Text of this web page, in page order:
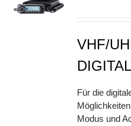
VHF/
Für die
Modus und